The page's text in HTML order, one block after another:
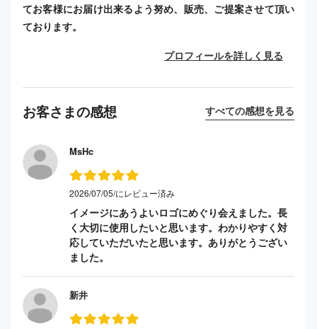
てお客様にお届け出来るよう努め、販売、ご提案させて頂い
ております。
プロフィールを詳しく見る
お客さまの感想 すべての感想を見る
MsHc
2026/07/05/にレビュー済み
イメージにあうよいロゴにめぐり会えました。長
く大切に使用したいと思います。わかりやすく対
応していただいたと思います。ありがとうござい
ました。
新井